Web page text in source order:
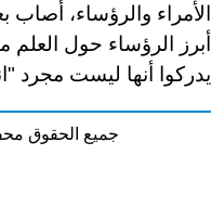
الأمراء والرؤساء،
أبرز الرؤساء حول العلم
يدركوا أنها ليست مجرد
جميع الحقوق محفوظة ©